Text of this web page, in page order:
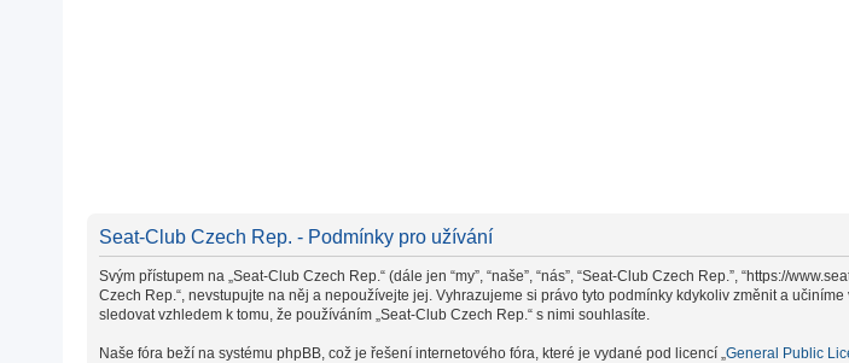
Seat-Club Czech Rep. - Podmínky pro užívání
Svým přístupem na „Seat-Club Czech Rep.“ (dále jen “my”, “naše”, “nás”, “Seat-Club Czech Rep.”, “https://
Czech Rep.“, nevstupujte na něj a nepoužívejte jej. Vyhrazujeme si právo tyto podmínky kdykoliv změnit a
sledovat vzhledem k tomu, že používáním „Seat-Club Czech Rep.“ s nimi souhlasíte.
Naše fóra beží na systému phpBB, což je řešení internetového fóra, které je vydané pod licencí „General Public